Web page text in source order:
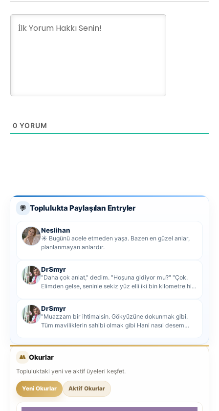
0 YORUM
💬 Toplulukta Paylaşılan Entryler
Neslihan
☀️ Bugünü acele etmeden yaşa. Bazen en güzel anlar,
planlanmayan anlardır.
DrSmyr
"Daha çok anlat," dedim. "Hoşuna gidiyor mu?" "Çok.
Elimden gelse, seninle sekiz yüz elli iki bin kilometre hi...
DrSmyr
"Muazzam bir ihtimalsin. Gökyüzüne dokunmak gibi.
Tüm maviliklerin sahibi olmak gibi Hani nasıl desem
👥 Okurlar
Topluluktaki yeni ve aktif üyeleri keşfet.
Yeni Okurlar Aktif Okurlar